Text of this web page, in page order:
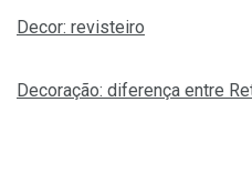
Decor: revisteiro
Decoração: diferença entre